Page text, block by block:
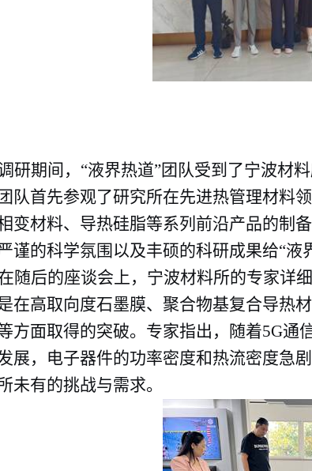
研期间，“液界热道”团队受到了宁波材
队首先参观了研究所在先进热管理材料
变材料、导热硅脂等系列前沿产品的制
谨的科学氛围以及丰硕的科研成果给“液
随后的座谈会上，宁波材料所的专家详
在高取向度石墨膜、聚合物基复合导热
方面取得的突破。专家指出，随着5G通
展，电子器件的功率密度和热流密度急
未有的挑战与需求。